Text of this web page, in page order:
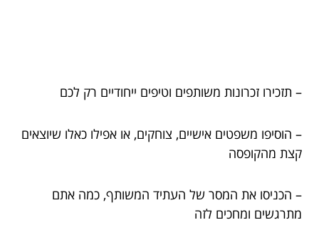
– תזכירו זכרונות משותפים וטיפים ייחודיים רק לכם
– הוסיפו משפטים אישיים, צוחקים, או אפילו כאלו שיוצאים
קצת מהקופסה
– הכניסו את המסר של העתיד המשותף, כמה אתם
מתרגשים ומחכים לזה